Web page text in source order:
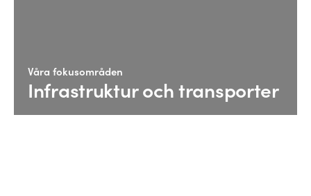
Våra fokusområden
Infrastruktur och transporter